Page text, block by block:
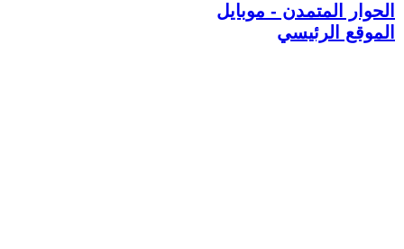
الحوار المتمدن - موبايل
الموقع الرئيسي